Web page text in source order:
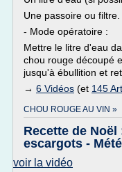
Une passoire ou filtre.
- Mode opératoire :
Mettre le litre d'eau
chou rouge découpé
jusqu'à ébullition et
→ 6 Vidéos (et 145
CHOU ROUGE AU VIN »
Recette de
escargots -
voir la vidéo